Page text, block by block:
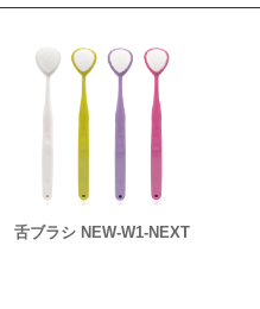
舌ブラシ NEW-W1-NEXT